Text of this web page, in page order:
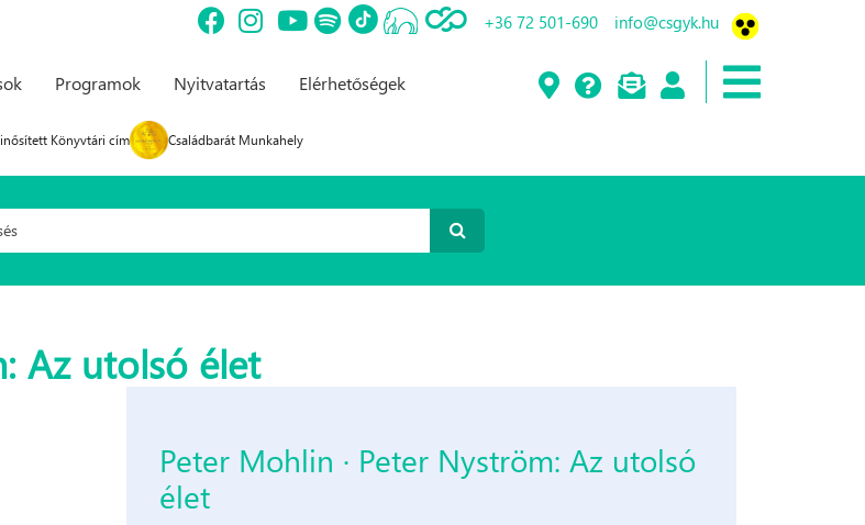
+36 72 501-690 info@csgyk.hu
Programok Nyitvatartás Elérhetőségek
Könyvtári cím Családbarát Munkahely
űrlap
Az ​utolsó élet
Peter Mohlin · Peter Nyström: Az ​utolsó
élet